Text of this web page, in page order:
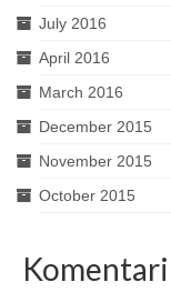
July 2016
April 2016
March 2016
December 2015
November 2015
October 2015
Komentari